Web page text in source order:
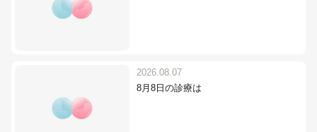
2026.08.07
8月8日の診療は